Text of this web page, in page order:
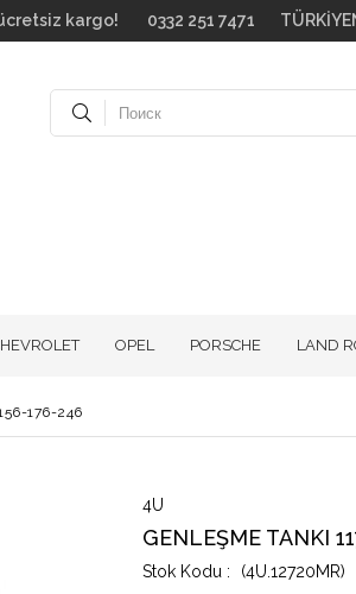
kargo! 0332 251 7471
OPEL PORSCHE LAND
176-246
4U
GENLEŞME TANKI
(4U.12720MR)